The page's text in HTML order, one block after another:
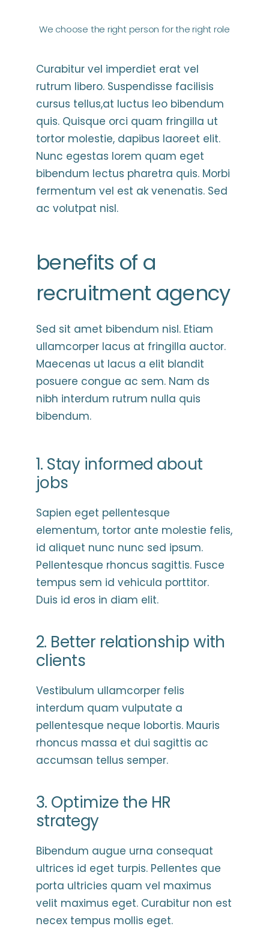
We choose the right person for the right role
Curabitur vel imperdiet erat vel
rutrum libero. Suspendisse facilisis
cursus tellus,at luctus leo bibendum
quis. Quisque orci quam fringilla ut
tortor molestie, dapibus laoreet elit.
Nunc egestas lorem quam eget
bibendum lectus pharetra quis. Morbi
fermentum vel est ak venenatis. Sed
ac volutpat nisl.
benefits of a
recruitment agency
Sed sit amet bibendum nisl. Etiam
ullamcorper lacus at fringilla auctor.
Maecenas ut lacus a elit blandit
posuere congue ac sem. Nam ds
nibh interdum rutrum nulla quis
bibendum.
1. Stay informed about
jobs
Sapien eget pellentesque
elementum, tortor ante molestie felis,
id aliquet nunc nunc sed ipsum.
Pellentesque rhoncus sagittis. Fusce
tempus sem id vehicula porttitor.
Duis id eros in diam elit.
2. Better relationship with
clients
Vestibulum ullamcorper felis
interdum quam vulputate a
pellentesque neque lobortis. Mauris
rhoncus massa et dui sagittis ac
accumsan tellus semper.
3. Optimize the HR
strategy
Bibendum augue urna consequat
ultrices id eget turpis. Pellentes que
porta ultricies quam vel maximus
velit maximus eget. Curabitur non est
necex tempus mollis eget.